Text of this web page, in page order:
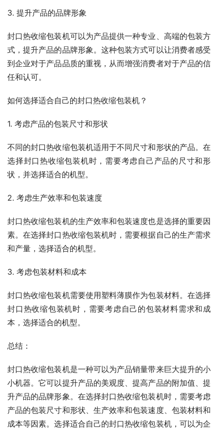
3. 提升产品的品牌形象
封口热收缩包装机可以为产品提供一种专业、高端的包装方
式，提升产品的品牌形象。这种包装方式可以让消费者感受
到企业对于产品品质的重视，从而增强消费者对于产品的信
任和认可。
如何选择适合自己的封口热收缩包装机？
1. 考虑产品的包装尺寸和形状
不同的封口热收缩包装机适用于不同尺寸和形状的产品。在
选择封口热收缩包装机时，需要考虑自己产品的尺寸和形
状，并选择适合的机型。
2. 考虑生产效率和包装速度
封口热收缩包装机的生产效率和包装速度也是选择的重要因
素。在选择封口热收缩包装机时，需要根据自己的生产需求
和产量，选择适合的机型。
3. 考虑包装材料和成本
封口热收缩包装机需要使用塑料薄膜作为包装材料。在选择
封口热收缩包装机时，需要考虑自己的包装材料需求和成
本，选择适合的机型。
总结：
封口热收缩包装机是一种可以为产品销量带来巨大提升的小
小机器。它可以提升产品的美观度、提高产品的附加值、提
升产品的品牌形象。在选择封口热收缩包装机时，需要考虑
产品的包装尺寸和形状、生产效率和包装速度、包装材料和
成本等因素。选择适合自己的封口热收缩包装机，可以为企